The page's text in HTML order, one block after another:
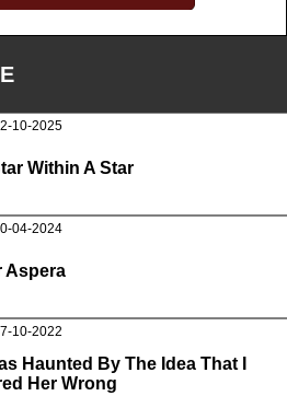
10-2025
Within A Star
04-2024
Aspera
10-2022
Haunted By The Idea That I
Her Wrong